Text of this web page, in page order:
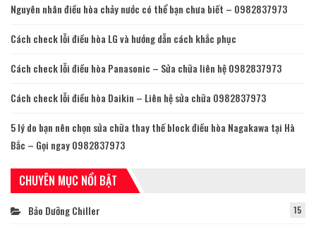
Nguyên nhân điều hòa chảy nước có thể bạn chưa biết – 0982837973
Cách check lỗi điều hòa LG và hướng dẫn cách khắc phục
Cách check lỗi điều hòa Panasonic – Sửa chữa liên hệ 0982837973
Cách check lỗi điều hòa Daikin – Liên hệ sửa chữa 0982837973
5 lý do bạn nên chọn sửa chữa thay thế block điều hòa Nagakawa tại Hà
Bắc – Gọi ngay 0982837973
CHUYÊN MỤC NỔI BẬT
Bảo Dưỡng Chiller 15